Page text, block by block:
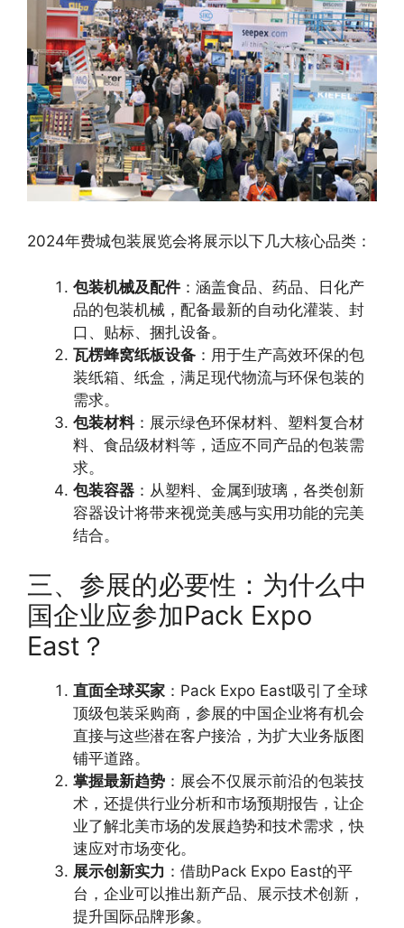
2024年费城包装展览会将展示以下几大核心品类：
包装机械及配件 ：涵盖食品、药品、日化产
品的包装机械，配备最新的自动化灌装、封
口、贴标、捆扎设备。
瓦楞蜂窝纸板设备 ：用于生产高效环保的包
装纸箱、纸盒，满足现代物流与环保包装的
需求。
包装材料：展示绿色环保材料、塑料复合材
料、食品级材料等，适应不同产品的包装需
求。
包装容器 ：从塑料、金属到玻璃，各类创新
容器设计将带来视觉美感与实用功能的完美
结合。
三、参展的必要性：为什么中
国企业应参加Pack Expo
East？
直面全球买家 ：Pack Expo East吸引了全球
顶级包装采购商，参展的中国企业将有机会
直接与这些潜在客户接洽，为扩大业务版图
铺平道路。
掌握最新趋势 ：展会不仅展示前沿的包装技
术，还提供行业分析和市场预期报告，让企
业了解北美市场的发展趋势和技术需求，快
速应对市场变化。
展示创新实力 ：借助Pack Expo East的平
台，企业可以推出新产品、展示技术创新，
提升国际品牌形象。